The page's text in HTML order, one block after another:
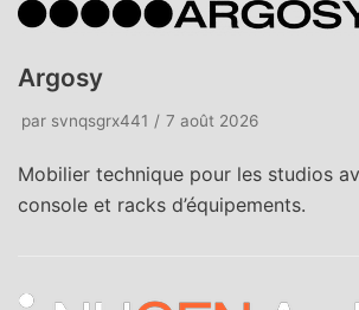
Argosy
par svnqsgrx441 7 août 2026
Mobilier technique pour les studios
console et racks d’équipements.